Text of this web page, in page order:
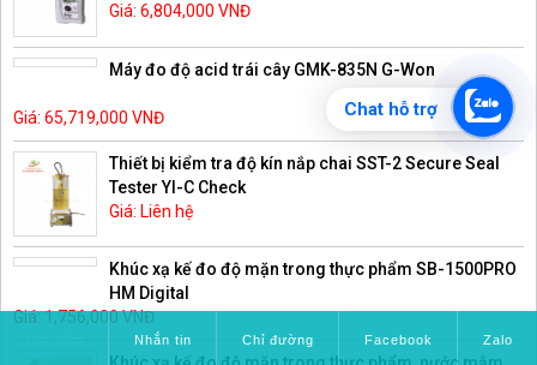
Giá: 6,804,000 VNĐ
Máy đo độ acid trái cây GMK-835N G-Won
Giá: 65,719,000 VNĐ
Thiết bị kiểm tra độ kín nắp chai SST-2 Secure Seal
Tester YI-C Check
Giá: Liên hệ
Khúc xạ kế đo độ mặn trong thực phẩm SB-1500PRO
HM Digital
Giá: 1,756,000 VNĐ
Nhắn tin Chỉ đường Facebook Zalo
Chat hỗ trợ